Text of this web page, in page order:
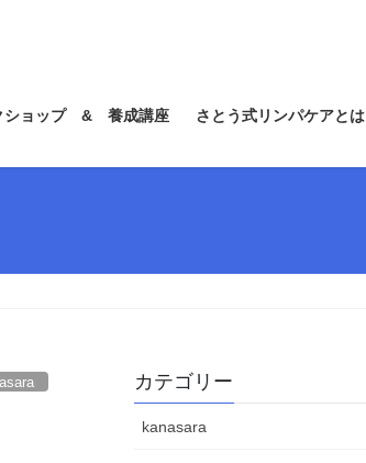
ショップ & 養成講座 さとう式リンパケアとは
カテゴリー
kanasara